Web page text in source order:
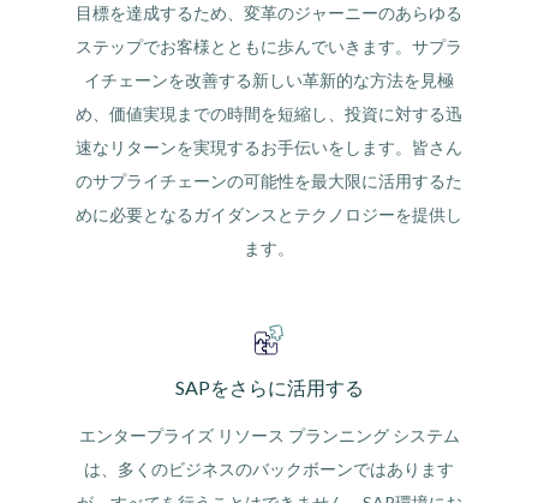
目標を達成するため、変革のジャーニーのあらゆる
ステップでお客様とともに歩んでいきます。サプラ
イチェーンを改善する新しい革新的な方法を見極
め、価値実現までの時間を短縮し、投資に対する迅
速なリターンを実現するお手伝いをします。皆さん
のサプライチェーンの可能性を最大限に活用するた
めに必要となるガイダンスとテクノロジーを提供し
ます。
SAPをさらに活用する
エンタープライズ リソース プランニング システム
は、多くのビジネスのバックボーンではあります